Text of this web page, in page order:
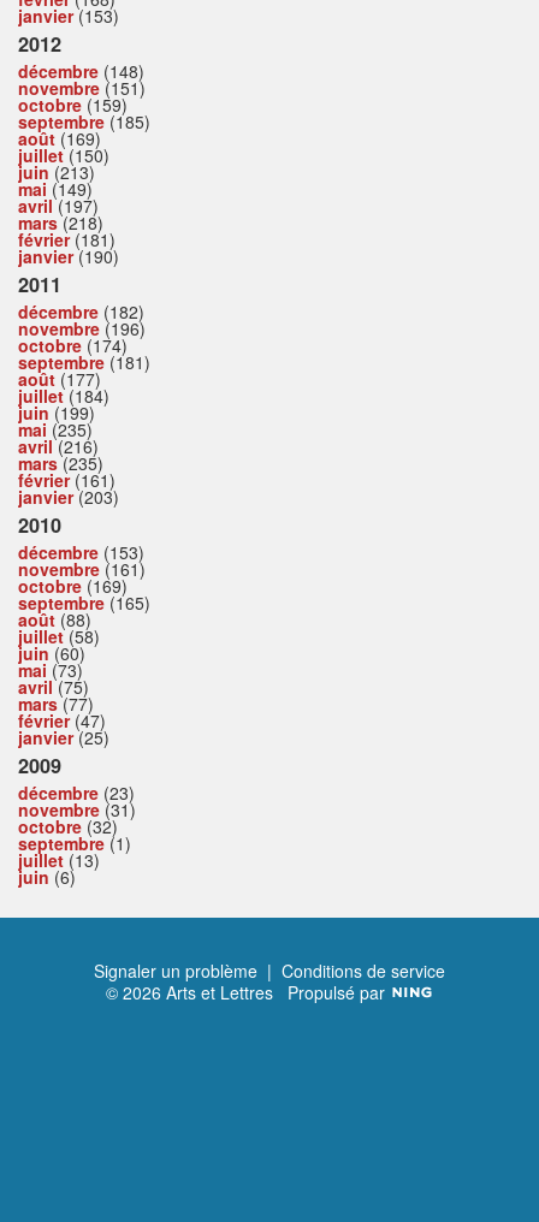
janvier(153)
2012
décembre (148)
novembre (151)
octobre (159)
septembre (185)
août (169)
juillet(150)
juin (213)
mai (149)
avril(197)
mars(218)
février(181)
janvier(190)
2011
décembre (182)
novembre (196)
octobre (174)
septembre (181)
août (177)
juillet(184)
juin (199)
mai (235)
avril(216)
mars(235)
février(161)
janvier(203)
2010
décembre (153)
novembre (161)
octobre (169)
septembre (165)
août (88)
juillet(58)
juin (60)
mai (73)
avril(75)
mars(77)
février(47)
janvier(25)
2009
décembre (23)
novembre (31)
octobre (32)
septembre (1)
juillet (13)
juin (6)
Signaler un problème | Conditions de service
© 2026 Arts et Lettres Propulsé par